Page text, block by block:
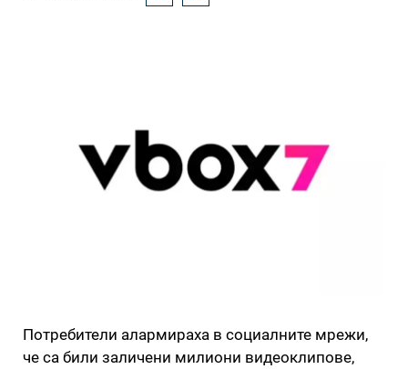
Потребители алармираха в социалните мрежи,
че са били заличени милиони видеоклипове,